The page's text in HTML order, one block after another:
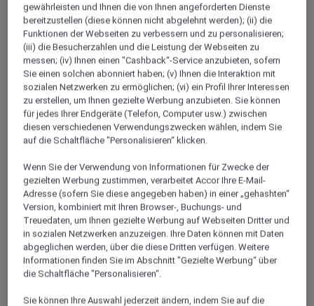
Über
Als Land, das seiner arabischen Herkunft treu
geblieben ist, versprüht Kuwait Charakter und Flair.
Die unverwechselbare Architektur des Landes, die
historischen Stätten und die bezaubernde
Landschaft halten für Urlauber stets etwas
Aussergewöhnliches bereit, während die Messen und
Aspekt erfüllen. Von den Türmen des Scientific
Centers bis hin zu den Wassertürmen gibt es
während Ihres Aufenthalts in Kuwait zahlreiche
Attraktionen zu bestaunen, ganz gleich, ob Sie in der
Freizeit oder geschäftlich unterwegs sind. Mit seinen
beiden 5-Sterne-Hotels und Resorts in Kuwait bietet
Mövenpick Hotels & Resorts moderne und voll
ausgestattete Unterkünfte in der Shuwaikh
gewährleisten und Ihnen die von Ihnen angeforderten Dienste
bereitzustellen (diese können nicht abgelehnt werden); (ii) die
Funktionen der Webseiten zu verbessern und zu personalisieren;
(iii) die Besucherzahlen und die Leistung der Webseiten zu
messen; (iv) Ihnen einen "Cashback“-Service anzubieten, sofern
Sie einen solchen abonniert haben; (v) Ihnen die Interaktion mit
sozialen Netzwerken zu ermöglichen; (vi) ein Profil Ihrer Interessen
zu erstellen, um Ihnen gezielte Werbung anzubieten. Sie können
für jedes Ihrer Endgeräte (Telefon, Computer usw.) zwischen
diesen verschiedenen Verwendungszwecken wählen, indem Sie
auf die Schaltfläche "Personalisieren“ klicken.
Wenn Sie der Verwendung von Informationen für Zwecke der
gezielten Werbung zustimmen, verarbeitet Accor Ihre E-Mail-
Adresse (sofern Sie diese angegeben haben) in einer „gehashten“
Version, kombiniert mit Ihren Browser-, Buchungs- und
Treuedaten, um Ihnen gezielte Werbung auf Webseiten Dritter und
in sozialen Netzwerken anzuzeigen. Ihre Daten können mit Daten
abgeglichen werden, über die diese Dritten verfügen. Weitere
Informationen finden Sie im Abschnitt "Gezielte Werbung“ über
die Schaltfläche "Personalisieren“.
Sie können Ihre Auswahl jederzeit ändern, indem Sie auf die